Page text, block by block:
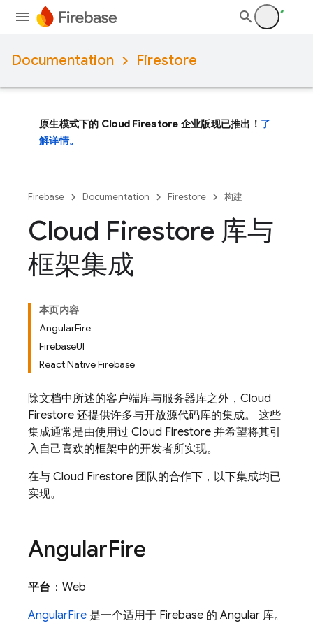
Documentation Firestore
原生模式下的 Cloud Firestore 企业版现已推出！ 了
解详情。
Firebase Documentation Firestore 构建
Cloud Firestore 库与
框架集成
本页内容
AngularFire
FirebaseUI
React Native Firebase
除文档中所述的客户端库与服务器库之外， Cloud
Firestore 还提供许多与开放源代码库的集成。 这些
集成通常是由使用过 Cloud Firestore 并希望将其引
入自己喜欢的框架中的开发者所实现。
在与 Cloud Firestore 团队的合作下，以下集成均已
实现。
AngularFire
平台 ：Web
AngularFire 是一个适用于 Firebase 的 Angular 库。